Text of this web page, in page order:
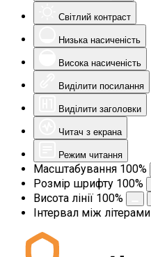
Світлий контраст
Низька насиченість
Висока насиченість
Виділити посилання
Виділити заголовки
Читач з екрана
Режим читання
Масштабування 100%
Розмір шрифту 100%
Висота лінії 100%
Інтервал між літерами